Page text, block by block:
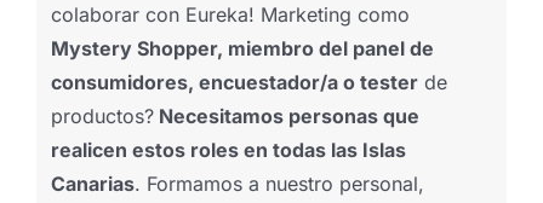
colaborar con Eureka! Marketing como
Mystery Shopper, miembro del panel de
consumidores, encuestador/a o tester de
productos? Necesitamos personas que
realicen estos roles en todas las Islas
Canarias. Formamos a nuestro personal,